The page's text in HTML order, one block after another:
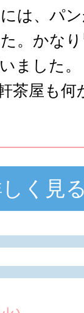
は、パ
。かな
ました
茶屋も何
く見